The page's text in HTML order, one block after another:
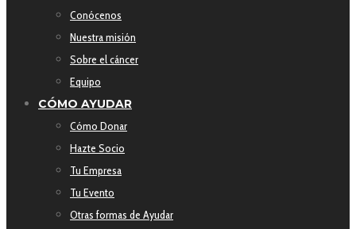
Conócenos
Nuestra misión
Sobre el cáncer
Equipo
CÓMO AYUDAR
Cómo Donar
Hazte Socio
Tu Empresa
Tu Evento
Otras formas de Ayudar